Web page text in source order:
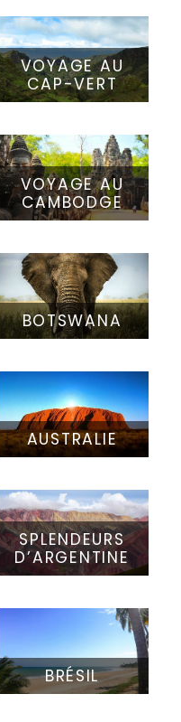
VOYAGE AU
CAP-VERT
VOYAGE AU
CAMBODGE
BOTSWANA
AUSTRALIE
SPLENDEURS
D’ARGENTINE
BRÉSIL